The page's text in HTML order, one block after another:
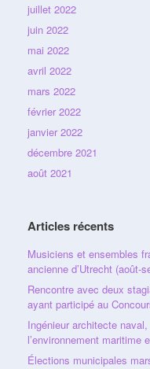
juillet 2022
juin 2022
mai 2022
avril 2022
mars 2022
février 2022
janvier 2022
décembre 2021
août 2021
Articles récents
Musiciens et ensembles
ancienne d’Utrecht (août-
Rencontre avec deux
ayant participé au
Ingénieur architecte
l’environnement maritime
Élections municipales